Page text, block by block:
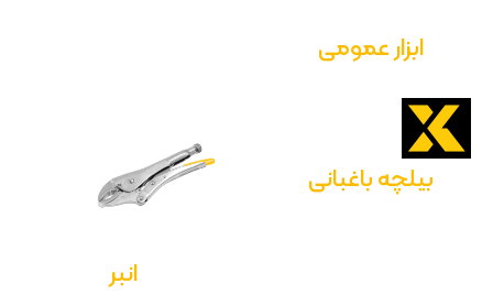
ابزار عمومی
بیلچه باغبانی
انبر